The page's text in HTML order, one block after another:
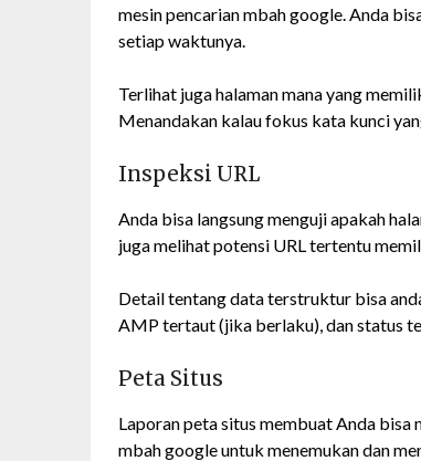
mesin pencarian mbah google. Anda
setiap waktunya.
Terlihat juga halaman mana yang
Menandakan kalau fokus kata kunci
Inspeksi URL
Anda bisa langsung menguji apakah
juga melihat potensi URL tertentu
Detail tentang data terstruktur bisa
AMP tertaut (jika berlaku), dan status
Peta Situs
Laporan peta situs membuat Anda
mbah google untuk menemukan dan